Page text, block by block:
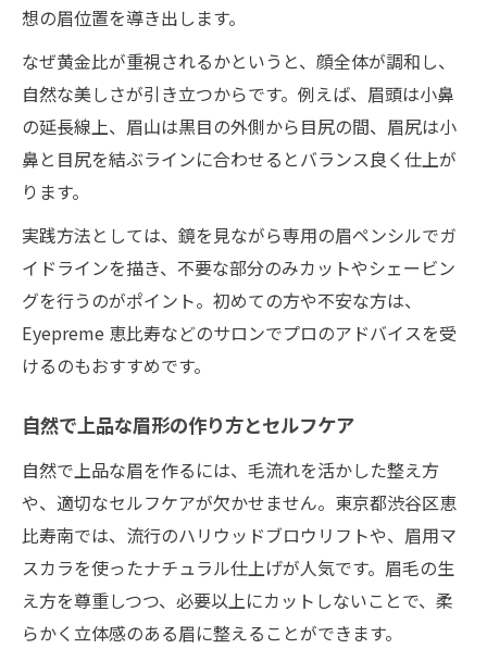
想の眉位置を導き出します。
なぜ黄金比が重視されるかというと、顔全体が調和し、
自然な美しさが引き立つからです。例えば、眉頭は小鼻
の延長線上、眉山は黒目の外側から目尻の間、眉尻は小
鼻と目尻を結ぶラインに合わせるとバランス良く仕上が
ります。
実践方法としては、鏡を見ながら専用の眉ペンシルでガ
イドラインを描き、不要な部分のみカットやシェービン
グを行うのがポイント。初めての方や不安な方は、
Eyepreme 恵比寿などのサロンでプロのアドバイスを受
けるのもおすすめです。
自然で上品な眉形の作り方とセルフケア
自然で上品な眉を作るには、毛流れを活かした整え方
や、適切なセルフケアが欠かせません。東京都渋谷区恵
比寿南では、流行のハリウッドブロウリフトや、眉用マ
スカラを使ったナチュラル仕上げが人気です。眉毛の生
え方を尊重しつつ、必要以上にカットしないことで、柔
らかく立体感のある眉に整えることができます。